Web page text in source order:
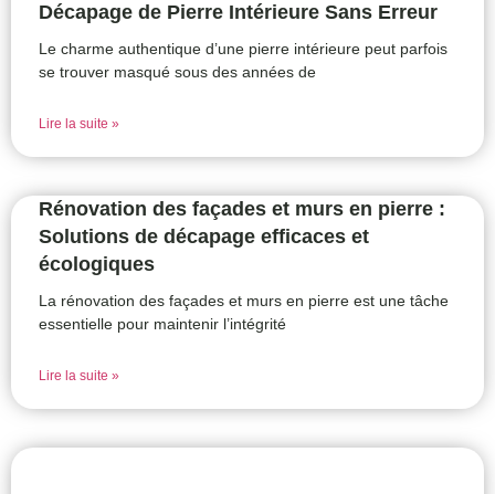
Décapage de Pierre Intérieure Sans Erreur
Le charme authentique d’une pierre intérieure peut parfois
se trouver masqué sous des années de
Lire la suite »
Rénovation des façades et murs en pierre :
Solutions de décapage efficaces et
écologiques
La rénovation des façades et murs en pierre est une tâche
essentielle pour maintenir l’intégrité
Lire la suite »